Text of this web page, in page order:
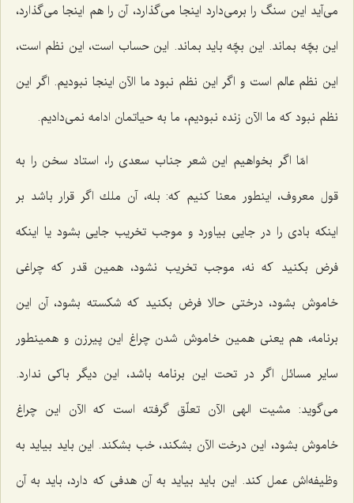
می‌آید این سنگ را برمی‌دارد اینجا می‌گذارد، آن را هم اینجا می‌گذارد،
این بچّه بماند. این بچّه باید بماند. این حساب است، این نظم است،
این نظم عالم است و اگر این نظم نبود ما الآن اینجا نبودیم. اگر این
نظم نبود كه ما الآن زنده نبودیم، ما به حیاتمان ادامه نمی‌دادیم.
امّا اگر بخواهیم این شعر جناب سعدی را، استاد سخن را به
قول معروف، اینطور معنا كنیم كه: بله، آن ملك اگر قرار باشد بر
اینكه بادی را در جایی بیاورد و موجب تخریب جایی بشود یا اینكه
فرض بكنید كه نه، موجب تخریب نشود، همین قدر كه چراغی
خاموش بشود، درختی حالا فرض بكنید كه شكسته بشود، آن این
برنامه، هم یعنی همین خاموش شدن چراغ این پیرزن و همینطور
سایر مسائل اگر در تحت این برنامه باشد، این دیگر باكی ندارد.
می‌گوید: مشیت الهی الآن تعلّق گرفته است كه الآن این چراغ
خاموش بشود، این درخت الآن بشكند، خب بشكند. این باید بیاید به
وظیفه‌اش عمل كند. این باید بیاید به آن هدفی كه دارد، باید به آن